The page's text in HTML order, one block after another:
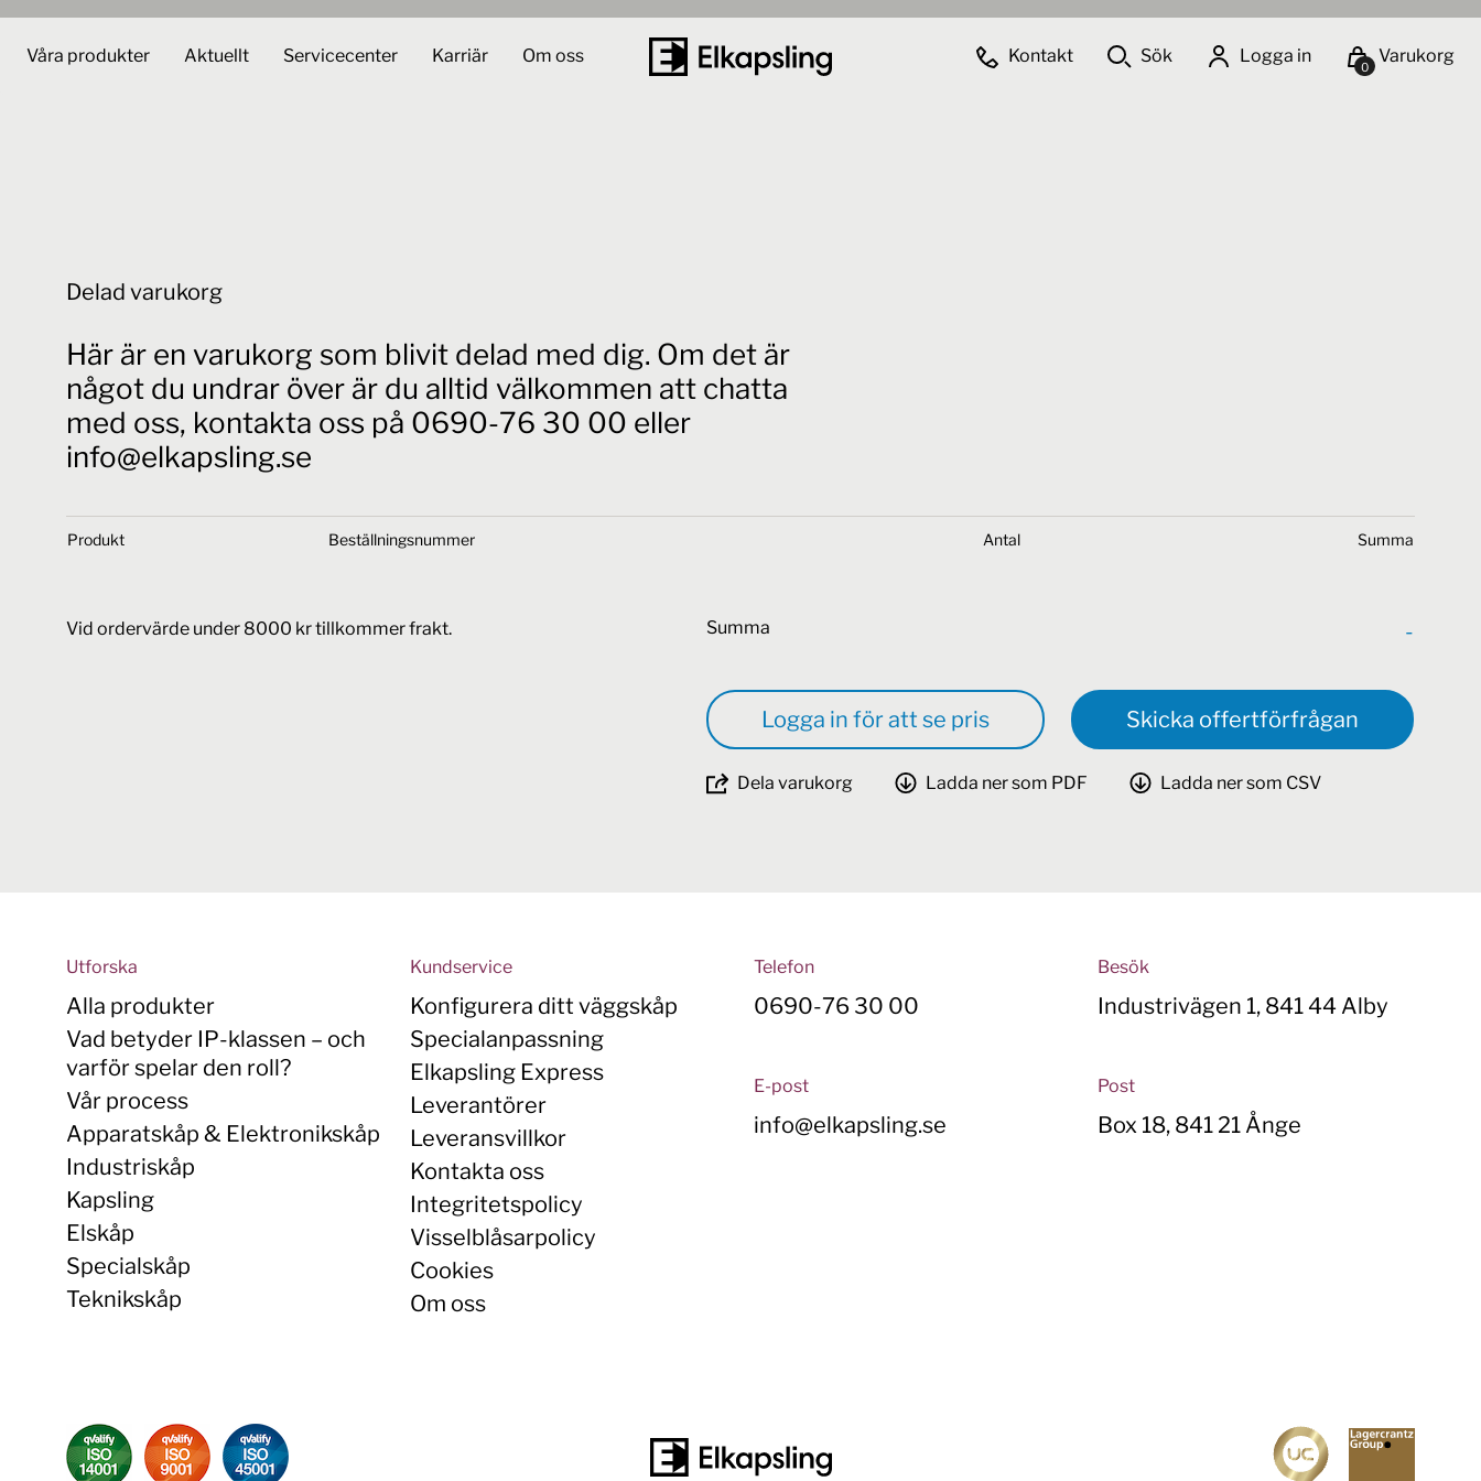
Våra produkter Aktuellt Servicecenter Karriär Om oss Kontakt Sök Logga in Varukorg
0
Delad varukorg
Här är en varukorg som blivit delad med dig. Om det är
något du undrar över är du alltid välkommen att chatta
med oss, kontakta oss på 0690-76 30 00 eller
info@elkapsling.se
Produkt Beställningsnummer Antal Summa
Vid ordervärde under 8000 kr tillkommer frakt. Summa -
Logga in för att se pris Skicka offertförfrågan
Dela varukorg Ladda ner som PDF Ladda ner som CSV
Utforska
Alla produkter
Vad betyder IP-klassen – och
varför spelar den roll?
Vår process
Apparatskåp & Elektronikskåp
Industriskåp
Kapsling
Elskåp
Specialskåp
Teknikskåp
Kundservice
Konfigurera ditt väggskåp
Specialanpassning
Elkapsling Express
Leverantörer
Leveransvillkor
Kontakta oss
Integritetspolicy
Visselblåsarpolicy
Cookies
Om oss
Telefon
0690-76 30 00
E-post
info@elkapsling.se
Besök
Industrivägen 1, 841 44 Alby
Post
Box 18, 841 21 Ånge